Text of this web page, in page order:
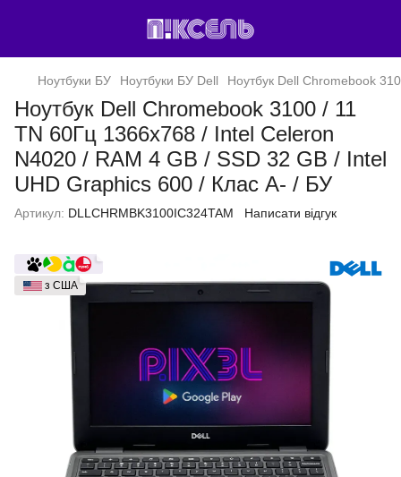
Ноутбуки БУ Ноутбуки БУ Dell Ноутбук Dell Chromebook
Ноутбук Dell Chromebook 3100 / 11
TN 60Гц 1366x768 / Intel Celeron
N4020 / RAM 4 GB / SSD 32 GB / Intel
UHD Graphics 600 / Клас A- / БУ
Артикул: DLLCHRMBK3100IC324TAM Написати відгук
з США